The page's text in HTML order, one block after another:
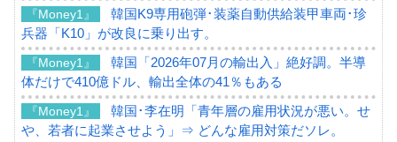
『Money1』
韓国K9専用砲弾･装薬自動供給装甲車両･珍
兵器「K10」が改良に乗り出す。
『Money1』
韓国「2026年07月の輸出入」絶好調。半導
体だけで410億ドル、輸出全体の41％もある
『Money1』
韓国･李在明「青年層の雇用状況が悪い。せ
や、若者に起業させよう」⇒ どんな雇用対策だソレ。